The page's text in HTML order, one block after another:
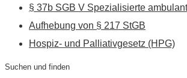
§ 37b SGB V Spezialisierte
Aufhebung von § 217 StGB
Hospiz- und Palliativgesetz (HPG)
Suchen und finden